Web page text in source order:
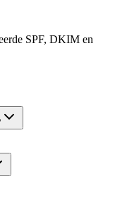
SPF, DKIM en